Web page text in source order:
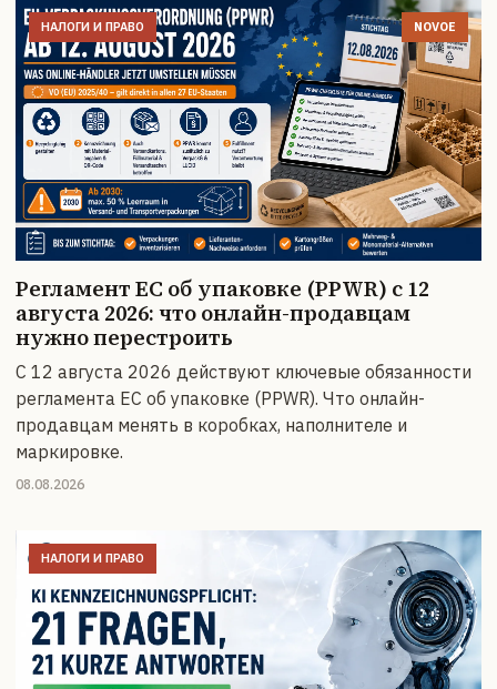
НАЛОГИ И ПРАВО NOVOE
Регламент ЕС об упаковке (PPWR) с 12
августа 2026: что онлайн-продавцам
нужно перестроить
С 12 августа 2026 действуют ключевые обязанности
регламента ЕС об упаковке (PPWR). Что онлайн-
продавцам менять в коробках, наполнителе и
маркировке.
08.08.2026
НАЛОГИ И ПРАВО